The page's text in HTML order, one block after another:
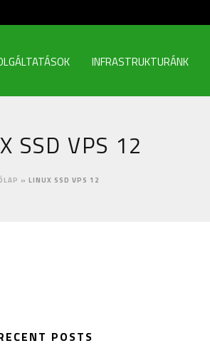
INFRASTRUKTURÁNK
SSD VPS 12
» LINUX SSD VPS 12
POSTS